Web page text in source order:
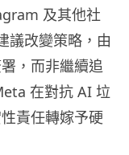
及其他社
議改變策略，由
，而非繼續追
在對抗 AI 垃
責任轉嫁予硬